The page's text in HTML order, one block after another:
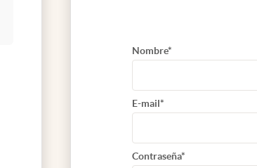
Nombre*
E-mail*
Contraseña*